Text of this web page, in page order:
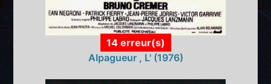
14 erreur(s)
Alpagueur , L' (1976)